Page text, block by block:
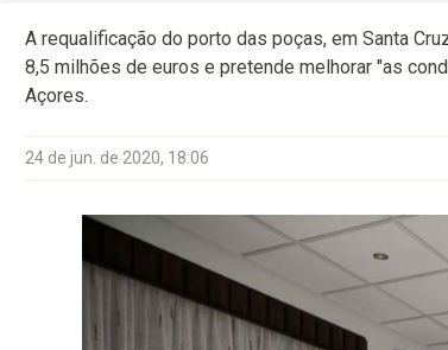
A requalificação do porto das poças, em Santa
8,5 milhões de euros e pretende melhorar "as
Açores.
24 de jun. de 2020, 18:06